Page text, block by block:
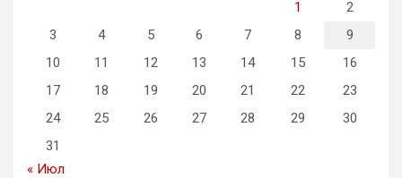
1
2
3
4 5 6 7 8
9
10
11 12 13 14 15
16
17
18 19 20 21 22
23
24
25 26 27 28 29
30
31
« Июл